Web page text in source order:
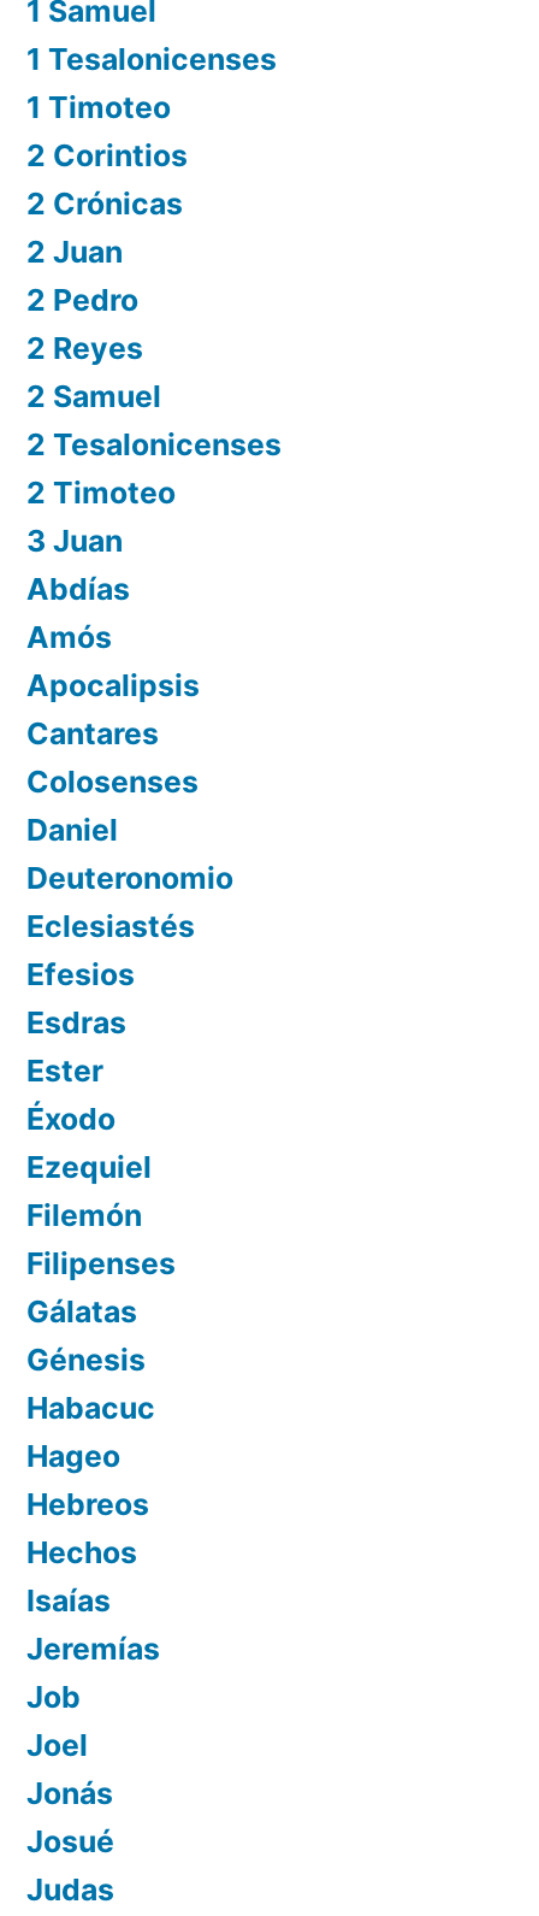
1 Samuel
1 Tesalonicenses
1 Timoteo
2 Corintios
2 Crónicas
2 Juan
2 Pedro
2 Reyes
2 Samuel
2 Tesalonicenses
2 Timoteo
3 Juan
Abdías
Amós
Apocalipsis
Cantares
Colosenses
Daniel
Deuteronomio
Eclesiastés
Efesios
Esdras
Ester
Éxodo
Ezequiel
Filemón
Filipenses
Gálatas
Génesis
Habacuc
Hageo
Hebreos
Hechos
Isaías
Jeremías
Job
Joel
Jonás
Josué
Judas